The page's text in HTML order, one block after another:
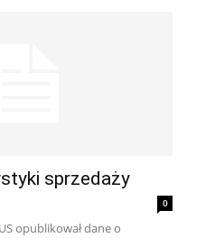
sprzedaży
0
opublikował dane o